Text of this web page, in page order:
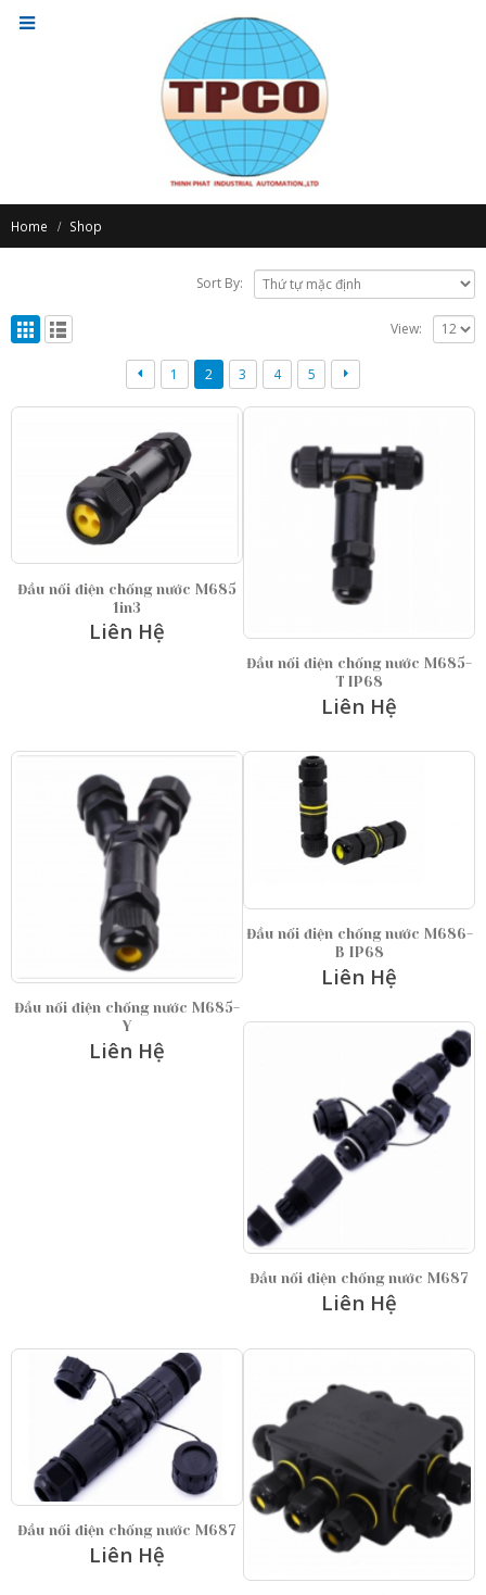
Home Shop
Sort By:
View:
1 2 3 4 5
Đầu nối điện chống nước M685
1in3
Liên Hệ
Đầu nối điện chống nước M685-
T IP68
Liên Hệ
Đầu nối điện chống nước M685-
Y
Liên Hệ
Đầu nối điện chống nước M686-
B IP68
Liên Hệ
Đầu nối điện chống nước M687
Liên Hệ
Đầu nối điện chống nước M687
Liên Hệ